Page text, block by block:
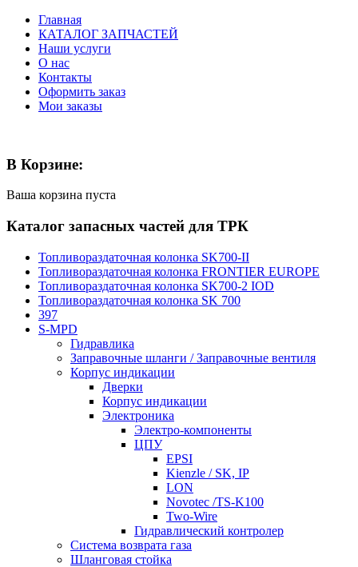
Главная
КАТАЛОГ ЗАПЧАСТЕЙ
Наши услуги
О нас
Контакты
Оформить заказ
Мои заказы
В Корзине:
Ваша корзина пуста
Каталог запасных частей для ТРК
Топливораздаточная колонка SK700-II
Топливораздаточная колонка FRONTIER EUROPE
Топливораздаточная колонка SK700-2 IOD
Топливораздаточная колонка SK 700
397
S-MPD
Гидравлика
Заправочные шланги / Заправочные вентиля
Корпус индикации
Дверки
Корпус индикации
Электроника
Электро-компоненты
ЦПУ
EPSI
Kienzle / SK, IP
LON
Novotec /TS-K100
Two-Wire
Гидравлический контролер
Система возврата газа
Шланговая стойка